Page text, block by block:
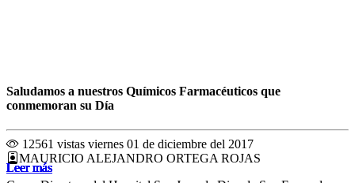
Leer más
Leer más
Leer más
Leer más
Leer más
Saludamos a nuestros Químicos Farmacéuticos que
conmemoran su Día
12561 vistas viernes 01 de diciembre del 2017
MAURICIO ALEJANDRO ORTEGA ROJAS
Leer más
Leer más
Leer más
Leer más
Leer más
Leer más
Leer más